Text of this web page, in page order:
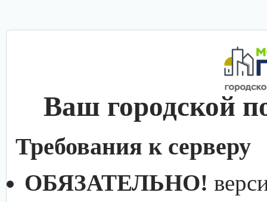
Ваш городской
Требования к серверу
ОБЯЗАТЕЛЬНО!